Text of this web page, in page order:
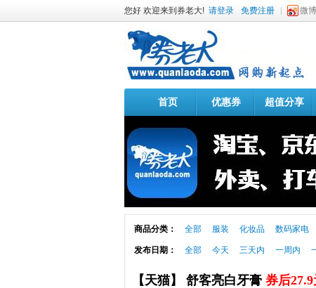
您好 欢迎来到券老大! 请登录 免费注册 微
首页 优惠券 超值分享
商品分类： 全部 服装 化妆品 数码家电
发布日期： 全部 今天 三天内 一周内
【天猫】 舒客亮白牙膏 券后